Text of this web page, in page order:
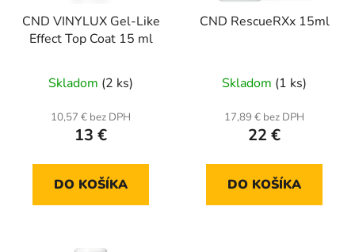
CND VINYLUX Gel-Like
Effect Top Coat 15 ml
Skladom (2 ks)
10,57 € bez DPH
13 €
DO KOŠÍKA
CND RescueRXx 15ml
Skladom (1 ks)
17,89 € bez DPH
22 €
DO KOŠÍKA